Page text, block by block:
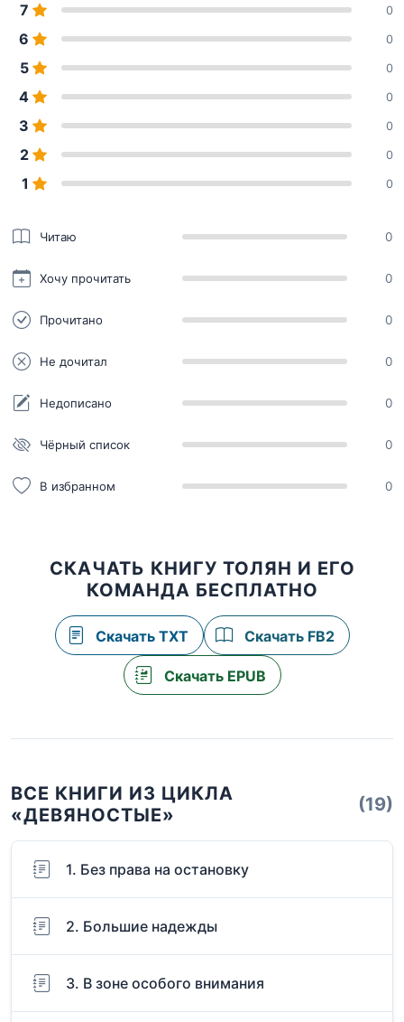
7 0
6 0
5 0
4 0
3 0
2 0
1 0
Читаю 0
Хочу прочитать 0
Прочитано 0
Не дочитал 0
Недописано 0
Чёрный список 0
В избранном 0
СКАЧАТЬ КНИГУ ТОЛЯН И ЕГО
КОМАНДА БЕСПЛАТНО
Скачать TXT Скачать FB2
Скачать EPUB
ВСЕ КНИГИ ИЗ ЦИКЛА
«ДЕВЯНОСТЫЕ»
(19)
1. Без права на остановку
2. Большие надежды
3. В зоне особого внимания